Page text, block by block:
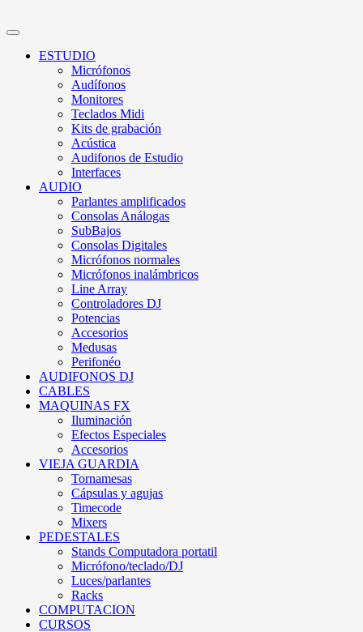
ESTUDIO
Micrófonos
Audífonos
Monitores
Teclados Midi
Kits de grabación
Acústica
Audifonos de Estudio
Interfaces
AUDIO
Parlantes amplificados
Consolas Análogas
SubBajos
Consolas Digitales
Micrófonos normales
Micrófonos inalámbricos
Line Array
Controladores DJ
Potencias
Accesorios
Medusas
Perifonéo
AUDIFONOS DJ
CABLES
MAQUINAS FX
Iluminación
Efectos Especiales
Accesorios
VIEJA GUARDIA
Tornamesas
Cápsulas y agujas
Timecode
Mixers
PEDESTALES
Stands Computadora portatil
Micrófono/teclado/DJ
Luces/parlantes
Racks
COMPUTACION
CURSOS